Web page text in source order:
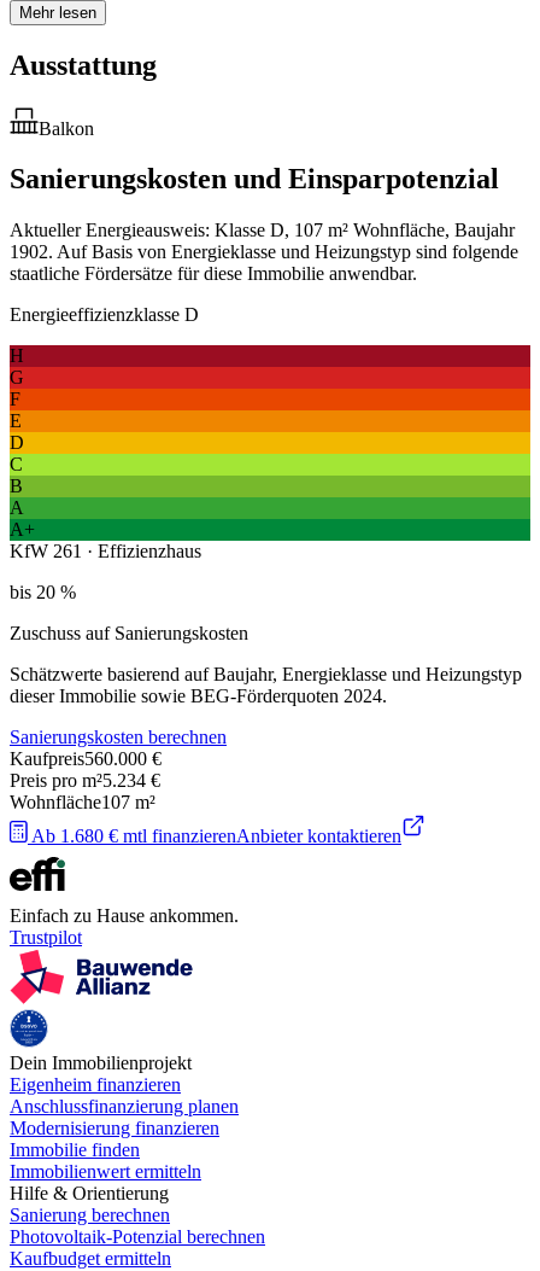
Mehr lesen
Ausstattung
Balkon
Sanierungskosten und Einsparpotenzial
Aktueller Energieausweis: Klasse D, 107 m² Wohnfläche, Baujahr
1902. Auf Basis von Energieklasse und Heizungstyp sind folgende
staatliche Fördersätze für diese Immobilie anwendbar.
Energieeffizienzklasse D
H
G
F
E
D
C
B
A
A+
KfW 261 · Effizienzhaus
bis 20 %
Zuschuss auf Sanierungskosten
Schätzwerte basierend auf Baujahr, Energieklasse und Heizungstyp
dieser Immobilie sowie BEG-Förderquoten 2024.
Sanierungskosten berechnen
Kaufpreis560.000 €
Preis pro m²5.234 €
Wohnfläche107 m²
Ab 1.680 € mtl finanzierenAnbieter kontaktieren
Einfach zu Hause ankommen.
Trustpilot
Dein Immobilienprojekt
Eigenheim finanzieren
Anschlussfinanzierung planen
Modernisierung finanzieren
Immobilie finden
Immobilienwert ermitteln
Hilfe & Orientierung
Sanierung berechnen
Photovoltaik-Potenzial berechnen
Kaufbudget ermitteln